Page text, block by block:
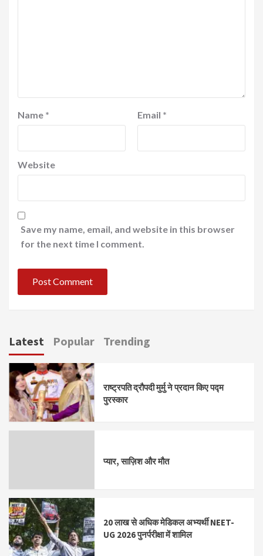
Name * Email *
Website
Save my name, email, and website in this browser
for the next time I comment.
Latest Popular Trending
राष्ट्रपति द्रौपदी मुर्मु ने प्रदान किए पद्म
पुरस्कार
प्यार, साज़िश और मौत
20 लाख से अधिक मेडिकल अभ्यर्थी NEET-
UG 2026 पुनर्परीक्षा में शामिल